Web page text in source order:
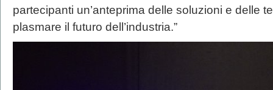
partecipanti un’anteprima delle soluzioni e delle
plasmare il futuro dell’industria.”